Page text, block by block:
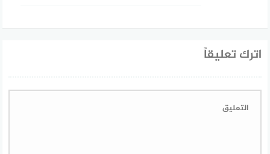
اترك تعليقاً